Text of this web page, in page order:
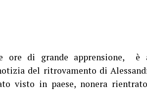
ore di grande apprensione, è
del ritrovamento di
visto in paese, nonera